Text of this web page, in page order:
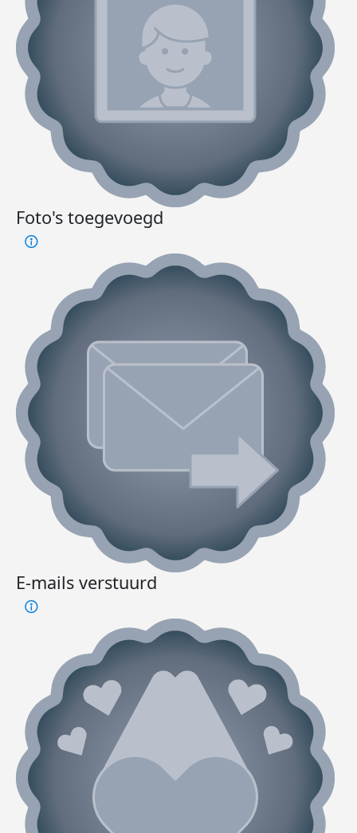
Foto's toegevoegd
E-mails verstuurd